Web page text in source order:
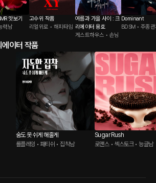
맛보기
력남
고수위 작품
리얼위로 • 해피타임
여름과 가을 사이 : 크
리에이터 용호
게스트하우스 • 손님
Dominant
BDSM • 주종관
이터 작품
숨도 못 쉬게 해줄게
롤플레잉 • 패티쉬 • 집착남
Sugar Rush
로맨스 • 섹스토크 • 능글남